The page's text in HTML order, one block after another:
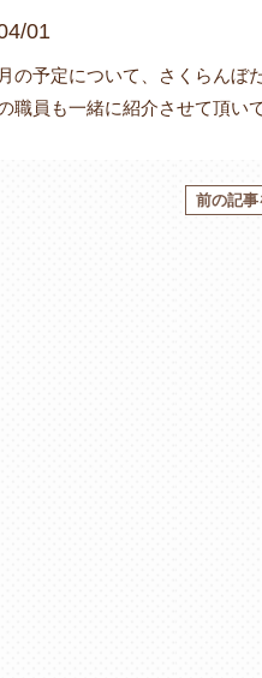
01
の予定について、さくらんぼ
職員も一緒に紹介させて頂い
前の記事